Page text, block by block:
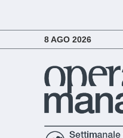
8 AGO 2026